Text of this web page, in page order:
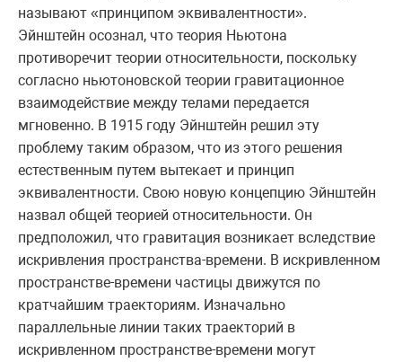
называют «принципом эквивалентности».
Эйнштейн осознал, что теория Ньютона
противоречит теории относительности, поскольку
согласно ньютоновской теории гравитационное
взаимодействие между телами передается
мгновенно. В 1915 году Эйнштейн решил эту
проблему таким образом, что из этого решения
естественным путем вытекает и принцип
эквивалентности. Свою новую концепцию Эйнштейн
назвал общей теорией относительности. Он
предположил, что гравитация возникает вследствие
искривления пространства-времени. В искривленном
пространстве-времени частицы движутся по
кратчайшим траекториям. Изначально
параллельные линии таких траекторий в
искривленном пространстве-времени могут